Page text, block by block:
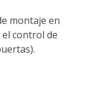
montaje en
el control de